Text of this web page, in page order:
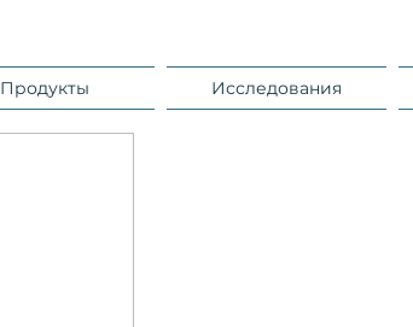
Продукты Исследования